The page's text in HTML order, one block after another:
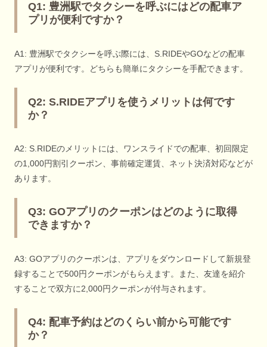
Q1: 豊洲駅でタクシーを呼ぶにはどの配車ア
プリが便利ですか？
A1: 豊洲駅でタクシーを呼ぶ際には、S.RIDEやGOなどの配車
アプリが便利です。どちらも簡単にタクシーを手配できます。
Q2: S.RIDEアプリを使うメリットは何です
か？
A2: S.RIDEのメリットには、ワンスライドでの配車、初回限定
の1,000円割引クーポン、事前確定運賃、ネット決済対応などが
あります。
Q3: GOアプリのクーポンはどのように取得
できますか？
A3: GOアプリのクーポンは、アプリをダウンロードして新規登
録することで500円クーポンがもらえます。また、友達を紹介
することで双方に2,000円クーポンが付与されます。
Q4: 配車予約はどのくらい前から可能です
か？